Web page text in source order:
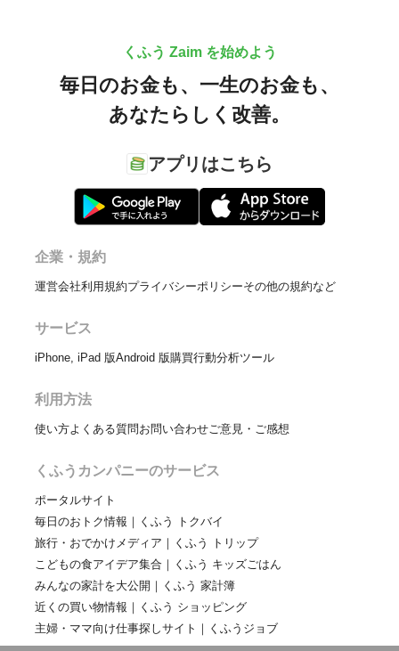
くふう Zaim を始めよう
毎日のお金も、 一生のお金も、
あなたらしく改善。
アプリはこちら
企業・規約
運営会社利用規約プライバシーポリシーその他の規約など
サービス
iPhone, iPad 版Android 版購買行動分析ツール
利用方法
使い方よくある質問お問い合わせご意見・ご感想
くふうカンパニーのサービス
ポータルサイト
毎日のおトク情報｜くふう トクバイ
旅行・おでかけメディア｜くふう トリップ
こどもの食アイデア集合｜くふう キッズごはん
みんなの家計を大公開｜くふう 家計簿
近くの買い物情報｜くふう ショッピング
主婦・ママ向け仕事探しサイト｜くふうジョブ